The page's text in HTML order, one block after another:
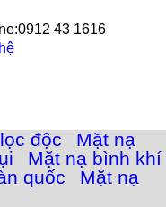
43 1616
độc
Mặt nạ
Mặt nạ bình khí
quốc
Mặt nạ